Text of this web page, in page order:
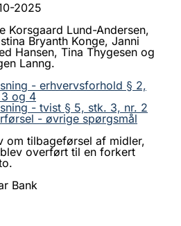
2025
Korsgaard Lund-Andersen,
Bryanth Konge, Janni
Hansen, Tina Thygesen og
Lanng.
- erhvervsforhold § 2,
og 4
- tvist § 5, stk. 3, nr. 2
- øvrige spørgsmål
om tilbageførsel af midler,
overført til en forkert
Bank